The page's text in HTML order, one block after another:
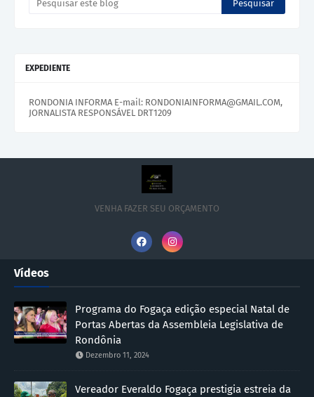
EXPEDIENTE
RONDONIA INFORMA E-mail: RONDONIAINFORMA@GMAIL.COM,
JORNALISTA RESPONSÁVEL DRT1209
VENHA FAZER SEU ORÇAMENTO
Vídeos
Programa do Fogaça edição especial Natal de
Portas Abertas da Assembleia Legislativa de
Rondônia
Dezembro 11, 2024
Vereador Everaldo Fogaça prestigia estreia da